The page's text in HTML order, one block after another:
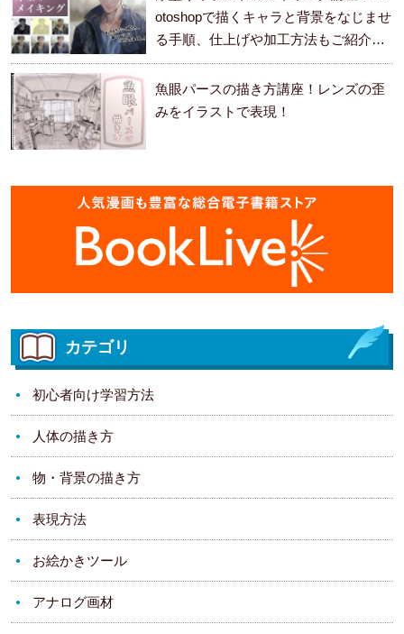
otoshopで描くキャラと背景をなじませ
る手順、仕上げや加工方法もご紹介し
ます。
魚眼パースの描き方講座！レンズの歪
みをイラストで表現！
カテゴリ
初心者向け学習方法
人体の描き方
物・背景の描き方
表現方法
お絵かきツール
アナログ画材